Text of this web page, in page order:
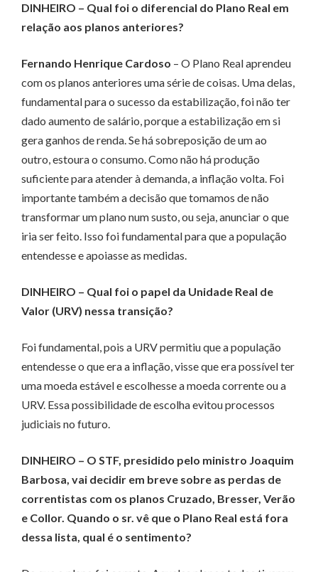
DINHEIRO – Qual foi o diferencial do Plano Real em
relação aos planos anteriores?
Fernando Henrique Cardoso – O Plano Real aprendeu
com os planos anteriores uma série de coisas. Uma delas,
fundamental para o sucesso da estabilização, foi não ter
dado aumento de salário, porque a estabilização em si
gera ganhos de renda. Se há sobreposição de um ao
outro, estoura o consumo. Como não há produção
suficiente para atender à demanda, a inflação volta. Foi
importante também a decisão que tomamos de não
transformar um plano num susto, ou seja, anunciar o que
iria ser feito. Isso foi fundamental para que a população
entendesse e apoiasse as medidas.
DINHEIRO – Qual foi o papel da Unidade Real de
Valor (URV) nessa transição?
Foi fundamental, pois a URV permitiu que a população
entendesse o que era a inflação, visse que era possível ter
uma moeda estável e escolhesse a moeda corrente ou a
URV. Essa possibilidade de escolha evitou processos
judiciais no futuro.
DINHEIRO – O STF, presidido pelo ministro Joaquim
Barbosa, vai decidir em breve sobre as perdas de
correntistas com os planos Cruzado, Bresser, Verão
e Collor. Quando o sr. vê que o Plano Real está fora
dessa lista, qual é o sentimento?